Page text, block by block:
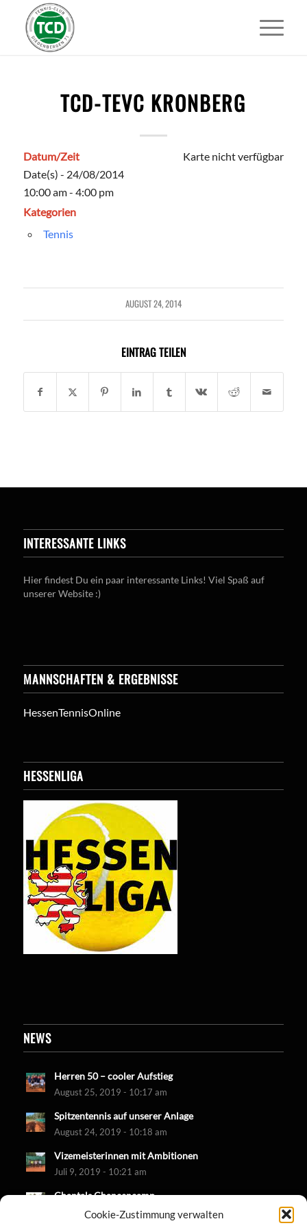
Cookie-Zustimmung verwalten
TCD-TEVC KRONBERG
Karte nicht verfügbar
Datum/Zeit
Date(s) - 24/08/2014
10:00 am - 4:00 pm
Kategorien
Tennis
AUGUST 24, 2014
EINTRAG TEILEN
INTERESSANTE LINKS
Hier findest Du ein paar interessante Links! Viel Spaß auf
unserer Website :)
MANNSCHAFTEN & ERGEBNISSE
HessenTennisOnline
HESSENLIGA
NEWS
Herren 50 – cooler Aufstieg
August 25, 2019 - 10:17 am
Spitzentennis auf unserer Anlage
August 24, 2019 - 10:18 am
Vizemeisterinnen mit Ambitionen
Juli 9, 2019 - 10:21 am
Chantals Chancencamp
Juni 30, 2019 - 10:18 am